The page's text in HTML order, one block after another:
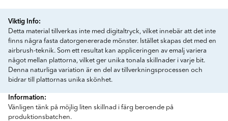
Rengöring & Underhåll
fr. 229SEK
Kakellist
Räkna ut och köp
Viktig Info:
Detta material tillverkas inte med digitaltryck, vilket innebär att det inte
finns några fasta datorgenererade mönster. Istället skapas det med en
airbrush-teknik. Som ett resultat kan appliceringen av emalj variera
något mellan plattorna, vilket ger unika tonala skillnader i varje bit.
Denna naturliga variation är en del av tillverkningsprocessen och
bidrar till plattornas unika skönhet.
Information:
Vänligen tänk på möjlig liten skillnad i färg beroende på
produktionsbatchen.